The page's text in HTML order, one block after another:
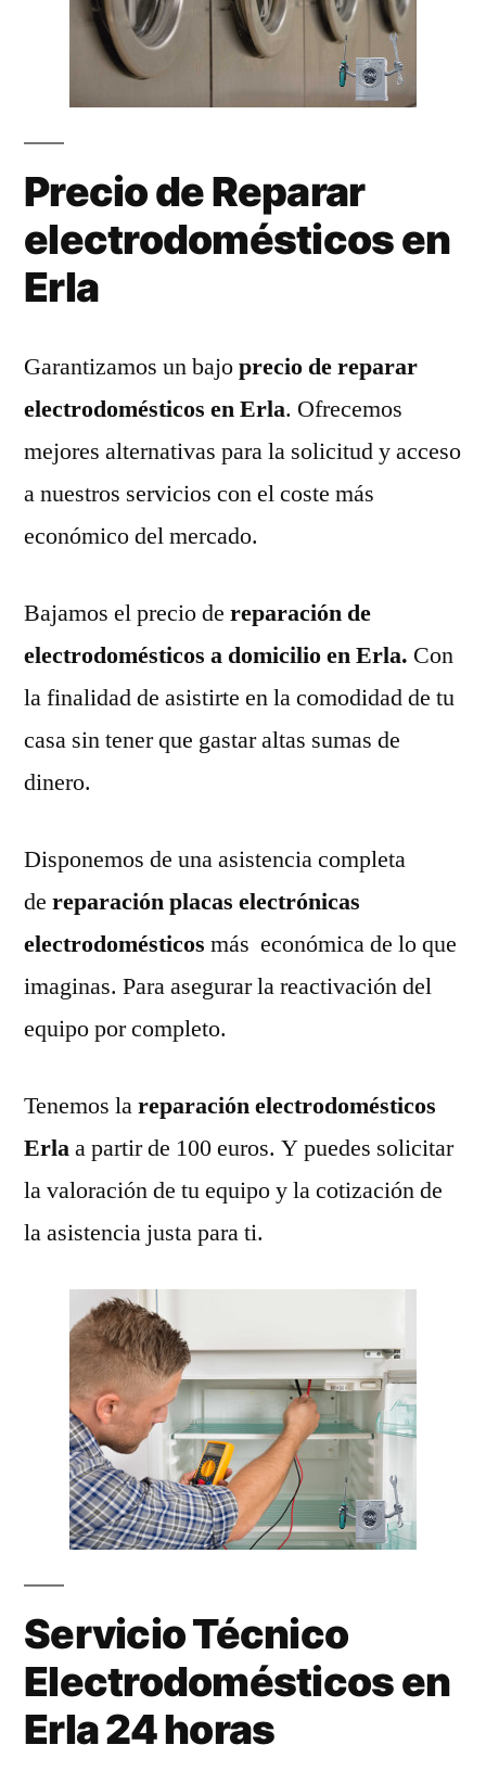
Precio de Reparar
electrodomésticos en
Erla
Garantizamos un bajoprecio de reparar
electrodomésticos en Erla. Ofrecemos
mejores alternativas para la solicitud y acceso
a nuestros servicios con el coste más
económico del mercado.
Bajamos el precio de reparación de
electrodomésticos a domicilio en Erla. Con
la finalidad de asistirte en la comodidad de tu
casa sin tener que gastar altas sumas de
dinero.
Disponemos de una asistencia completa
de reparación placas electrónicas
electrodomésticos más económica de lo que
imaginas. Para asegurar la reactivación del
equipo por completo.
Tenemos lareparación electrodomésticos
Erlaa partir de 100 euros. Y puedes solicitar
la valoración de tu equipo y la cotización de
la asistencia justa para ti.
Servicio Técnico
Electrodomésticos en
Erla 24 horas